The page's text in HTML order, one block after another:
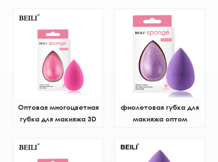
Оптовая многоцветная
губка для макияжа 3D
фиолетовая губка для
макияжа оптом